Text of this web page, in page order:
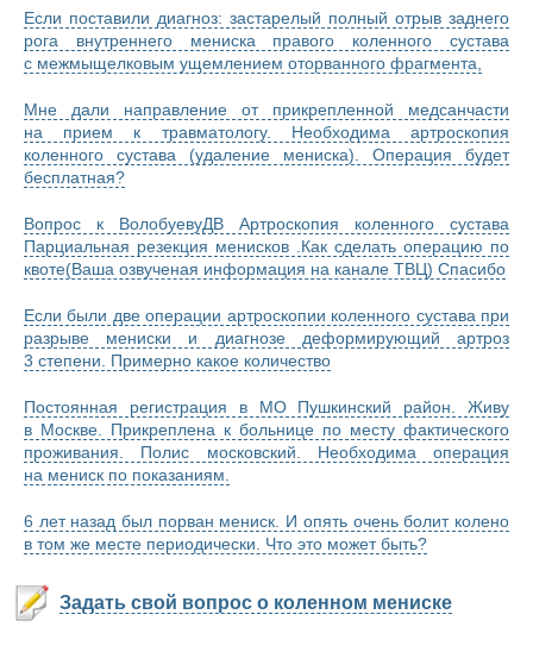
Если поставили диагноз: застарелый полный отрыв заднего
рога внутреннего мениска правого коленного сустава
с межмыщелковым ущемлением оторванного фрагмента,
Мне дали направление от прикрепленной медсанчасти
на прием к травматологу. Необходима артроскопия
коленного сустава (удаление мениска). Операция будет
бесплатная?
Вопрос к ВолобуевуДВ Артроскопия коленного сустава
Парциальная резекция менисков .Как сделать операцию по
квоте(Ваша озвученая информация на канале ТВЦ) Спасибо
Если были две операции артроскопии коленного сустава при
разрыве мениски и диагнозе деформирующий артроз
3 степени. Примерно какое количество
Постоянная регистрация в МО Пушкинский район. Живу
в Москве. Прикреплена к больнице по месту фактического
проживания. Полис московский. Необходима операция
на мениск по показаниям.
6 лет назад был порван мениск. И опять очень болит колено
в том же месте периодически. Что это может быть?
Задать свой вопрос о коленном мениске